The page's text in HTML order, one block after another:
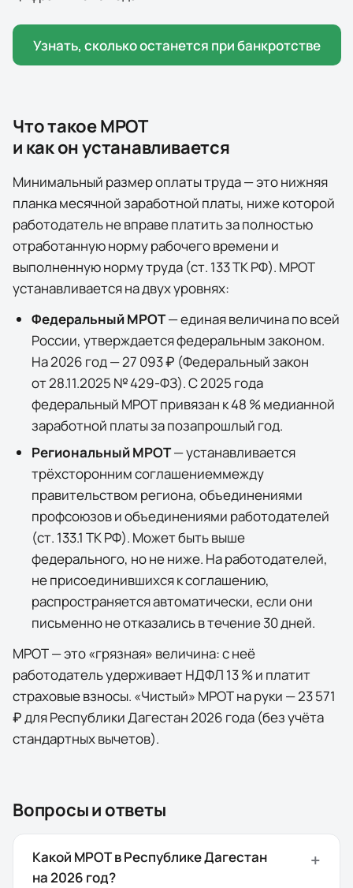
Узнать, сколько останется при банкротстве
Что такое МРОТ
и как он устанавливается
Минимальный размер оплаты труда — это нижняя
планка месячной заработной платы, ниже которой
работодатель не вправе платить за полностью
отработанную норму рабочего времени и
выполненную норму труда (ст. 133 ТК РФ). МРОТ
устанавливается на двух уровнях:
Федеральный МРОТ— единая величина по всей
России, утверждается федеральным законом.
На 2026 год —27 093 ₽ (Федеральный закон
от 28.11.2025 № 429-ФЗ). С 2025 года
федеральный МРОТ привязан к 48 % медианной
заработной платы за позапрошлый год.
Региональный МРОТ— устанавливается
трёхсторонним соглашениеммежду
правительством региона, объединениями
профсоюзов и объединениями работодателей
(ст. 133.1 ТК РФ). Может быть выше
федерального, но не ниже. На работодателей,
не присоединившихся к соглашению,
распространяется автоматически, если они
письменно не отказались в течение 30 дней.
МРОТ — это «грязная» величина: с неё
работодатель удерживает НДФЛ 13 % и платит
страховые взносы. «Чистый» МРОТ на руки —23 571
₽дляРеспублики Дагестан2026 года (без учёта
стандартных вычетов).
Вопросы и ответы
Какой МРОТ в Республике Дагестан
на 2026 год?